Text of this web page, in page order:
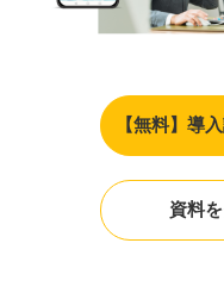
【無料】導
資料